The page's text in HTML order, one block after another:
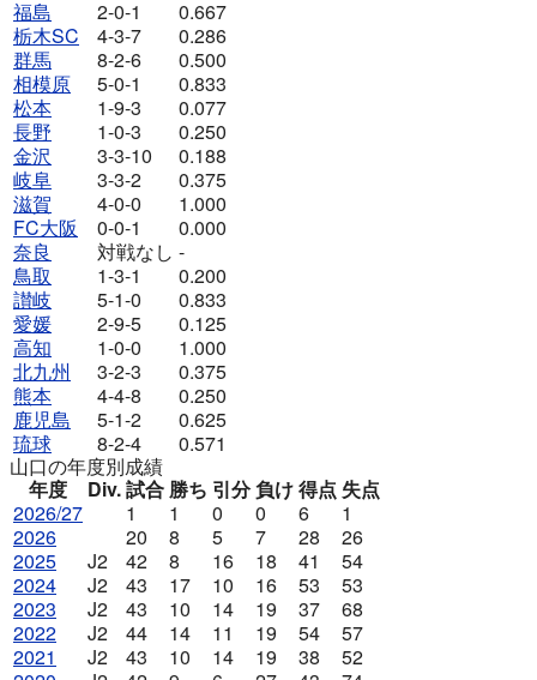
福島
2-0-1
0.667
栃木SC
4-3-7
0.286
群馬
8-2-6
0.500
相模原
5-0-1
0.833
松本
1-9-3
0.077
長野
1-0-3
0.250
金沢
3-3-10
0.188
岐阜
3-3-2
0.375
滋賀
4-0-0
1.000
FC大阪
0-0-1
0.000
奈良
対戦なし -
鳥取
1-3-1
0.200
讃岐
5-1-0
0.833
愛媛
2-9-5
0.125
高知
1-0-0
1.000
北九州
3-2-3
0.375
熊本
4-4-8
0.250
鹿児島
5-1-2
0.625
琉球
8-2-4
0.571
山口の年度別成績
年度
Div.試合 勝ち 引分負け得点 失点
2026/27
1 1 0 0 6
1
2026
20 8 5 7 28
26
2025
J2 42 8 16 18 41
54
2024
J2 43 17 10 16 53
53
2023
J2 43 10 14 19 37
68
2022
J2 44 14 11 19 54
57
2021
J2 43 10 14 19 38
52